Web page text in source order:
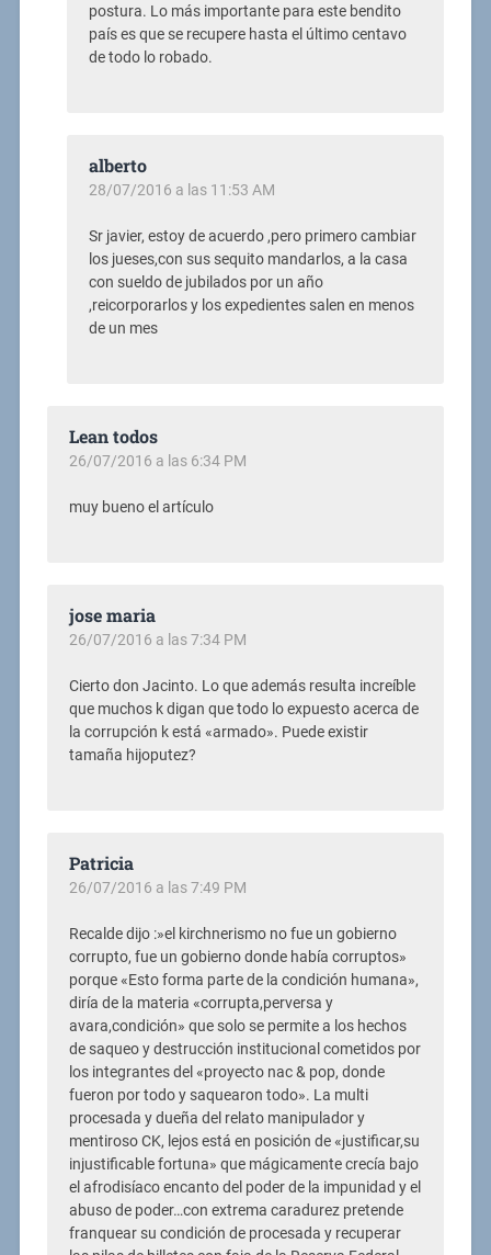
postura. Lo más importante para este bendito
país es que se recupere hasta el último centavo
de todo lo robado.
alberto
28/07/2016 a las 11:53 AM
Sr javier, estoy de acuerdo ,pero primero cambiar
los jueses,con sus sequito mandarlos, a la casa
con sueldo de jubilados por un año
,reicorporarlos y los expedientes salen en menos
de un mes
Lean todos
26/07/2016 a las 6:34 PM
muy bueno el artículo
jose maria
26/07/2016 a las 7:34 PM
Cierto don Jacinto. Lo que además resulta increíble
que muchos k digan que todo lo expuesto acerca de
la corrupción k está «armado». Puede existir
tamaña hijoputez?
Patricia
26/07/2016 a las 7:49 PM
Recalde dijo :»el kirchnerismo no fue un gobierno
corrupto, fue un gobierno donde había corruptos»
porque «Esto forma parte de la condición humana»,
diría de la materia «corrupta,perversa y
avara,condición» que solo se permite a los hechos
de saqueo y destrucción institucional cometidos por
los integrantes del «proyecto nac & pop, donde
fueron por todo y saquearon todo». La multi
procesada y dueña del relato manipulador y
mentiroso CK, lejos está en posición de «justificar,su
injustificable fortuna» que mágicamente crecía bajo
el afrodisíaco encanto del poder de la impunidad y el
abuso de poder…con extrema caradurez pretende
franquear su condición de procesada y recuperar